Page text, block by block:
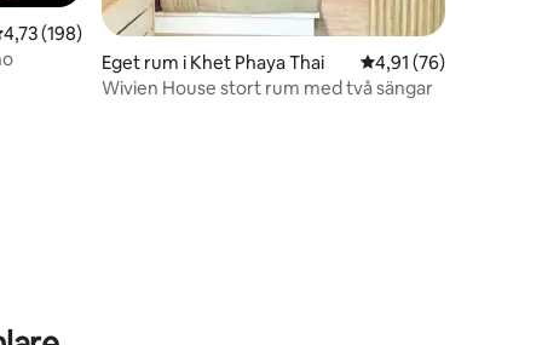
av 5 i genomsnittligt betyg, 198 omdömen
4,73 (198)
Eget rum i Khet Phaya Thai 4,91 av 5 i
4,91 (76)
Wivien House stort rum med två sängar